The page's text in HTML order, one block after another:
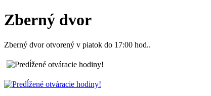
Zberný dvor
Zberný dvor otvorený v piatok do 17:00 hod..